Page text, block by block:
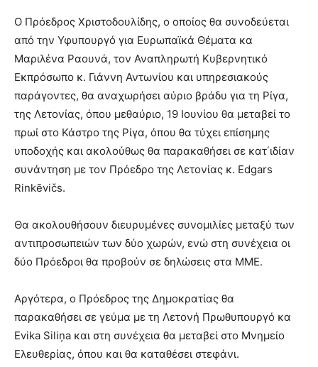
Ο Πρόεδρος Χριστοδουλίδης, ο οποίος θα συνοδεύεται
από την Υφυπουργό για Ευρωπαϊκά Θέματα κα
Μαριλένα Ραουνά, τον Αναπληρωτή Κυβερνητικό
Εκπρόσωπο κ. Γιάννη Αντωνίου και υπηρεσιακούς
παράγοντες, θα αναχωρήσει αύριο βράδυ για τη Ρίγα,
της Λετονίας, όπου μεθαύριο, 19 Ιουνίου θα μεταβεί το
πρωί στο Κάστρο της Ρίγα, όπου θα τύχει επίσημης
υποδοχής και ακολούθως θα παρακαθήσει σε κατ΄ιδίαν
συνάντηση με τον Πρόεδρο της Λετονίας κ. Edgars
Rinkēvičs.
Θα ακολουθήσουν διευρυμένες συνομιλίες μεταξύ των
αντιπροσωπειών των δύο χωρών, ενώ στη συνέχεια οι
δύο Πρόεδροι θα προβούν σε δηλώσεις στα ΜΜΕ.
Αργότερα, ο Πρόεδρος της Δημοκρατίας θα
παρακαθήσει σε γεύμα με τη Λετονή Πρωθυπουργό κα
Evika Siliņa και στη συνέχεια θα μεταβεί στο Μνημείο
Ελευθερίας, όπου και θα καταθέσει στεφάνι.